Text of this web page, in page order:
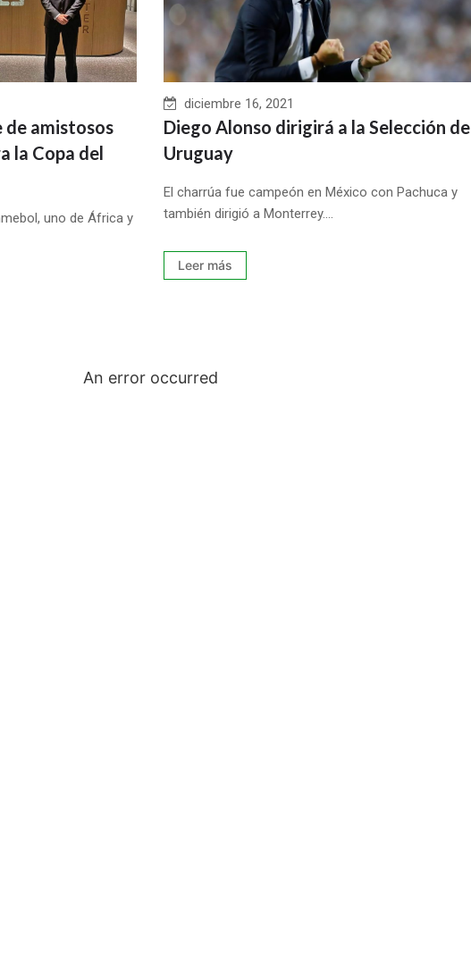
de amistosos
la Copa del
uno de África y
diciembre 16, 2021
Diego Alonso dirigirá a la Selección de
Uruguay
El charrúa fue campeón en México con Pachuca y
también dirigió a Monterrey....
Leer más
An error occurred